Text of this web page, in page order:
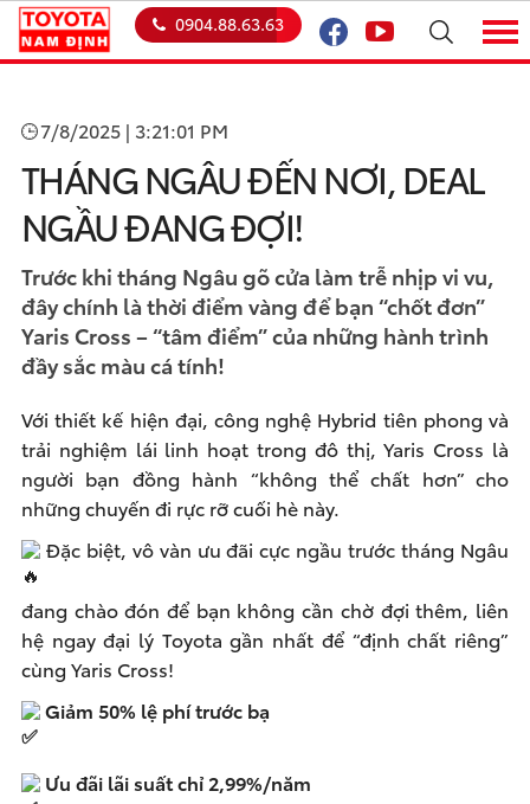
0904.88.63.63
7/8/2025 | 3:21:01 PM
THÁNG NGÂU ĐẾN NƠI, DEAL
NGẦU ĐANG ĐỢI!
Trước khi tháng Ngâu gõ cửa làm trễ nhịp vi vu,
đây chính là thời điểm vàng để bạn “chốt đơn”
Yaris Cross – “tâm điểm” của những hành trình
đầy sắc màu cá tính!
Với thiết kế hiện đại, công nghệ Hybrid tiên phong và
trải nghiệm lái linh hoạt trong đô thị, Yaris Cross là
người bạn đồng hành “không thể chất hơn” cho
những chuyến đi rực rỡ cuối hè này.
Đặc biệt, vô vàn ưu đãi cực ngầu trước tháng Ngâu
đang chào đón để bạn không cần chờ đợi thêm, liên
hệ ngay đại lý Toyota gần nhất để “định chất riêng”
cùng Yaris Cross!
Giảm 50% lệ phí trước bạ
Ưu đãi lãi suất chỉ 2,99%/năm